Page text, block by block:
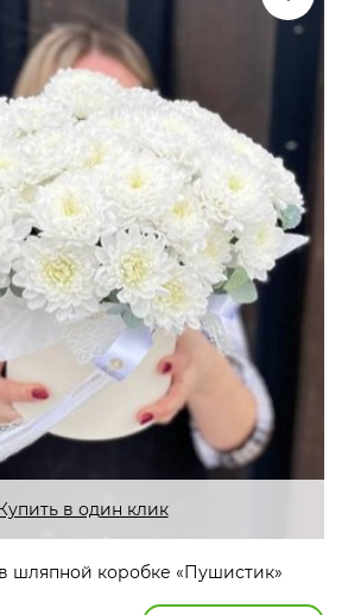
в один клик
шляпной коробке «Пушистик»